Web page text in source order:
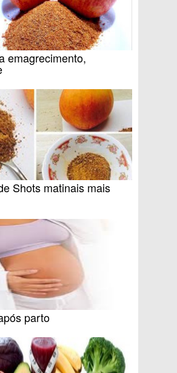
emagrecimento,
Shots matinais mais
parto